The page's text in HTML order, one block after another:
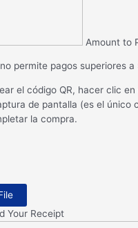
Amount to
permite pagos superiores
el código QR, hacer clic
de pantalla (es el único
la compra.
Your Receipt